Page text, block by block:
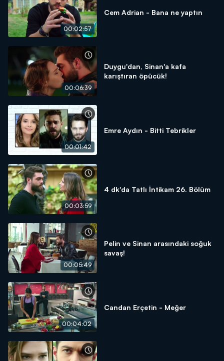
00:02:57
Cem Adrian - Bana ne yaptın
00:06:39
Duygu'dan, Sinan'a kafa
karıştıran öpücük!
00:01:42
Emre Aydın - Bitti Tebrikler
00:03:59
4 dk'da Tatlı İntikam 26. Bölüm
00:05:49
Pelin ve Sinan arasındaki soğuk
savaş!
00:04:02
Candan Erçetin - Meğer